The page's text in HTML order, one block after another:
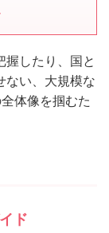
握したり、国と
ない、大規模な
体像を掴むた
ド